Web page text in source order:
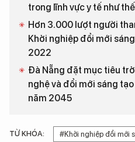
trong lĩnh vực y tế như
Hơn 3.000 lượt người
Khởi nghiệp đổi mới
2022
Đà Nẵng đặt mục tiêu
nghệ và đổi mới sáng
năm 2045
TỪ KHÓA: #Khởi nghiệp đổi mới